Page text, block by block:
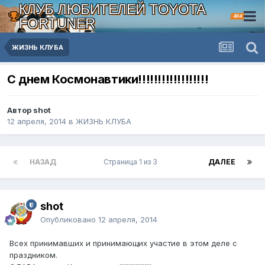
КЛУБ ЛЮБИТЕЛЕЙ TOYOTA
FORTUNER
4X4
ЖИЗНЬ КЛУБА
С днем Космонавтики!!!!!!!!!!!!!!!!!!
Автор shot
12 апреля, 2014 в ЖИЗНЬ КЛУБА
НАЗАД ДАЛЕЕ
Страница 1 из 3
shot
Опубликовано 12 апреля, 2014
Всех принимавших и принимающих участие в этом деле с
праздником.